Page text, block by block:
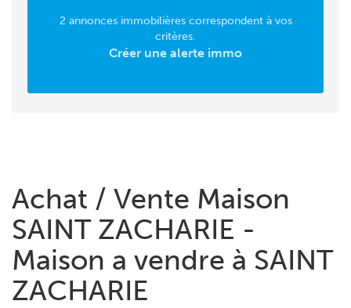
2 annonces immobilières correspondent à vos
critères.
Créer une alerte immo
Achat / Vente Maison
SAINT ZACHARIE -
Maison a vendre à SAINT
ZACHARIE